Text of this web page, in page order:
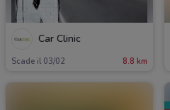
Car Clinic
Scade il 03/02 8.8 km